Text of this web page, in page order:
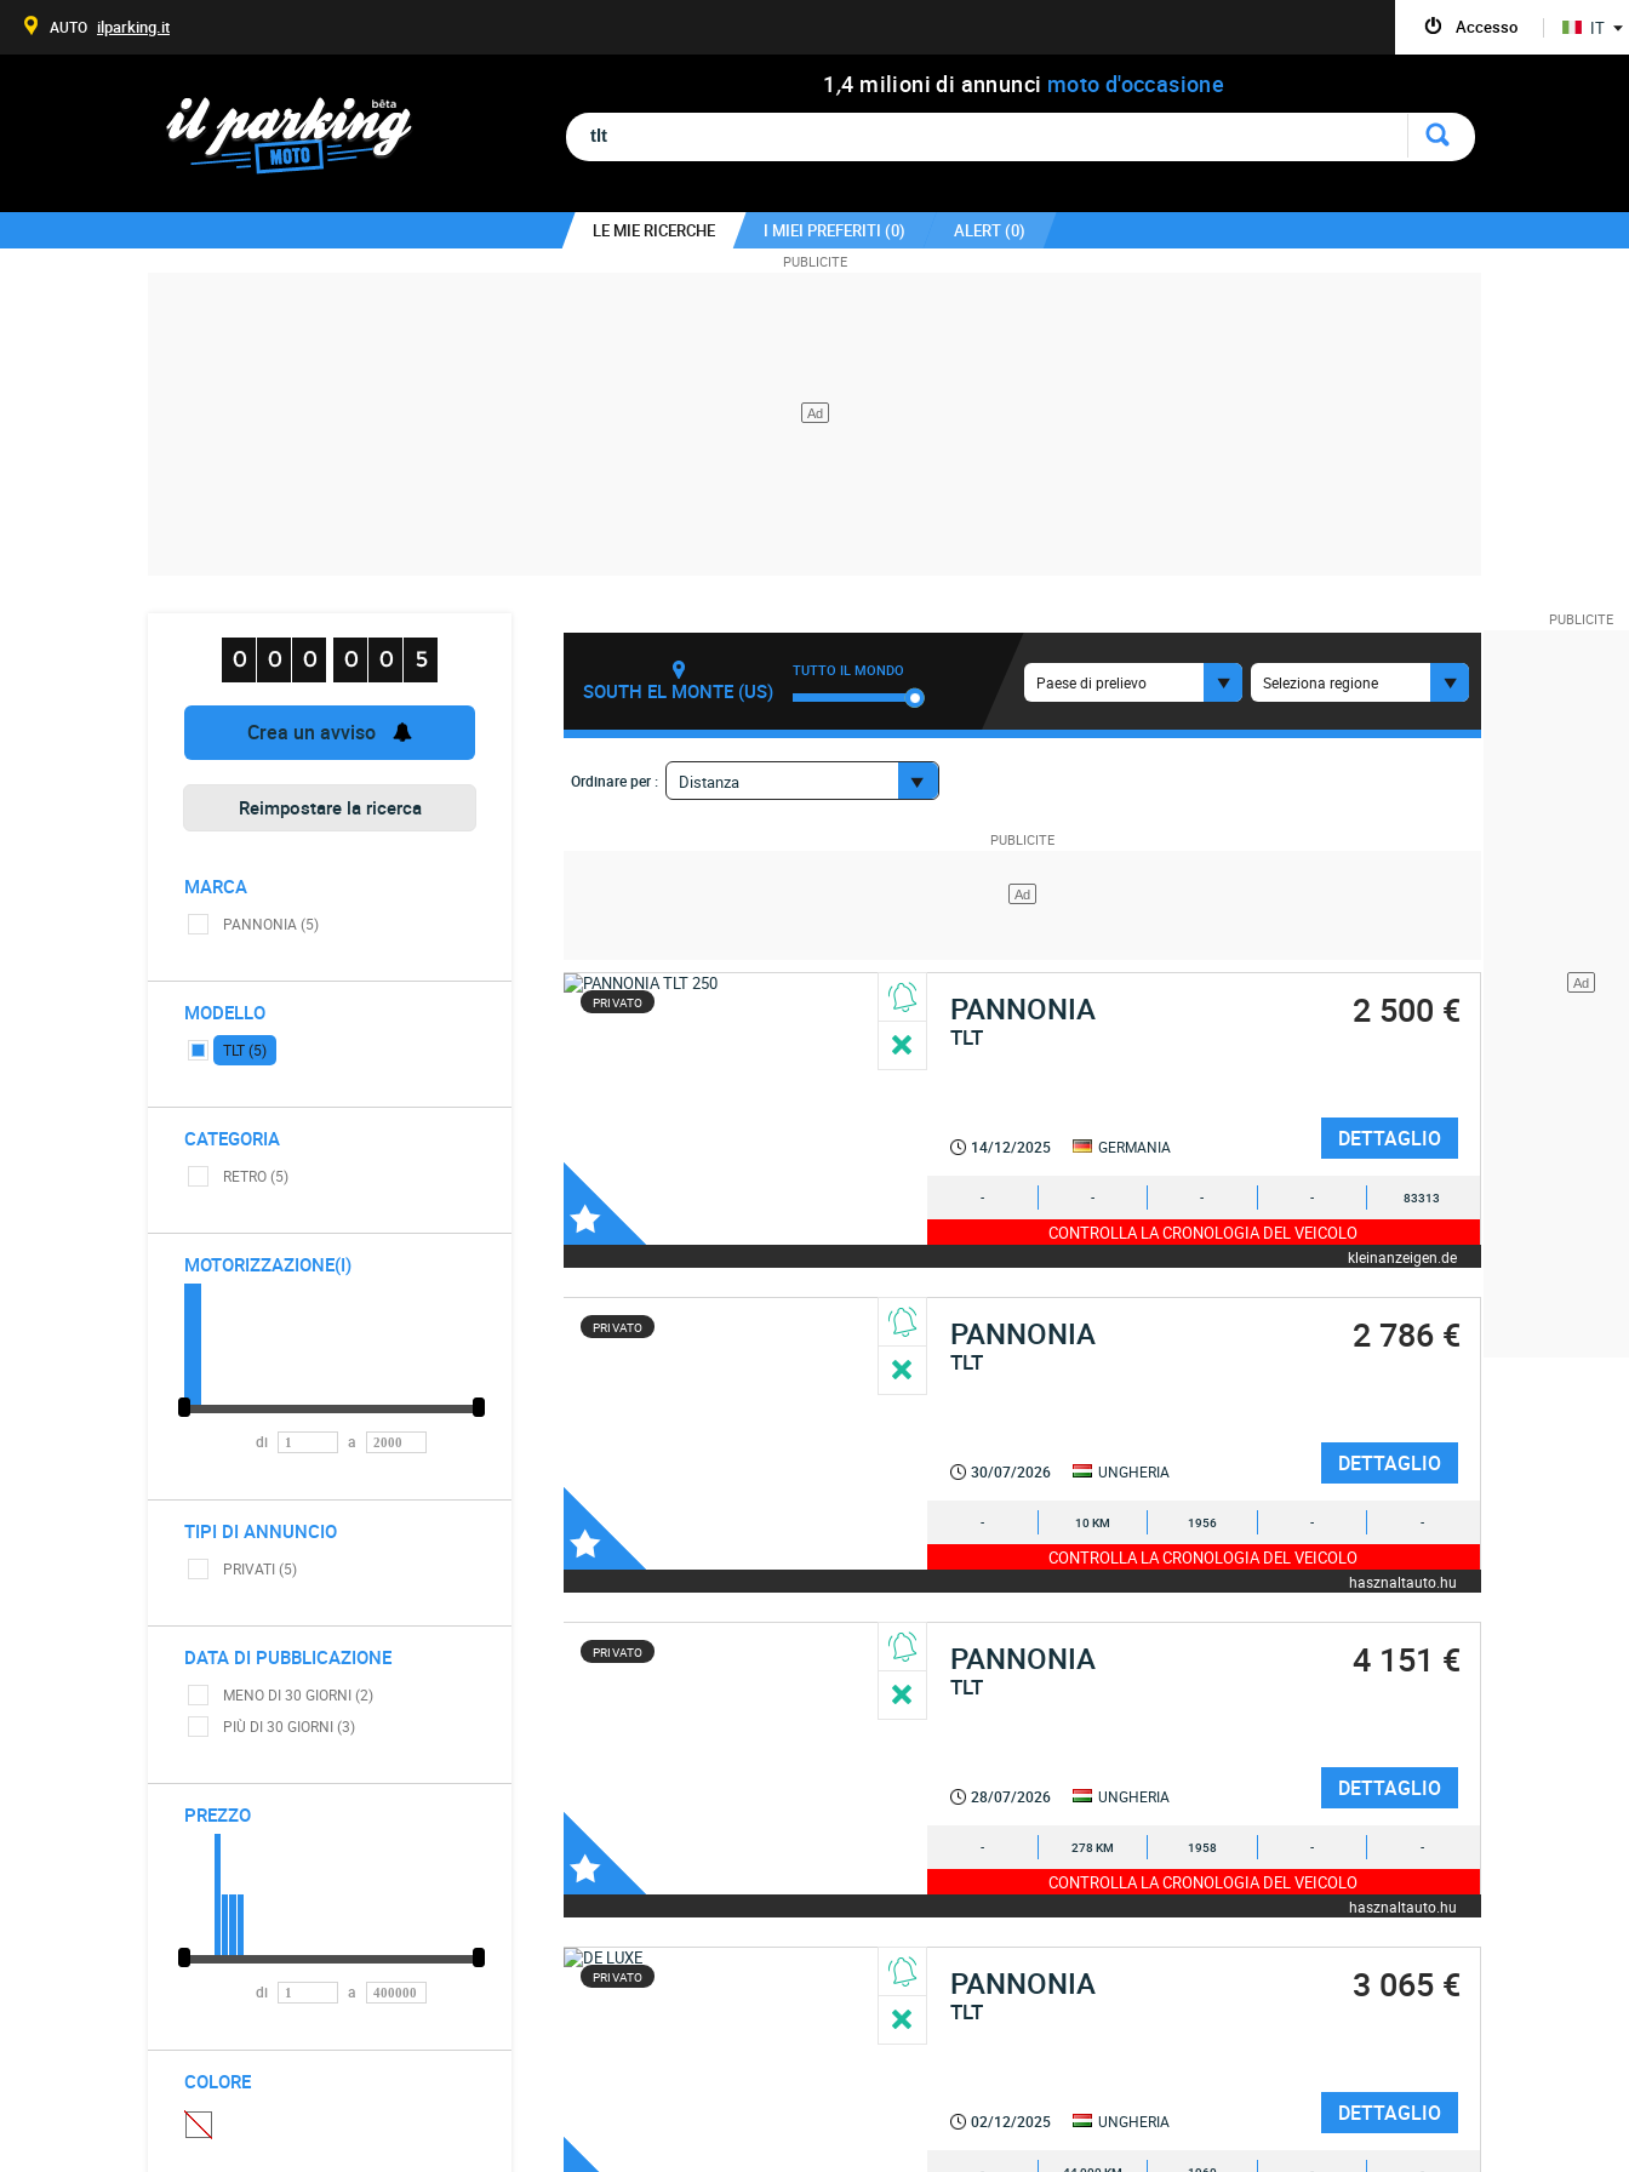
1 ,4 milioni di annunci moto d'occasione
LE MIE RICERCHE I MIEI PREFERITI (0) ALERT (0)
Crea un avviso
Reimpostare la ricerca
MARCA
PANNONIA (5)
MODELLO
TLT (5)
CATEGORIA
RETRO (5)
MOTORIZZAZIONE(I)
di a
TIPI DI ANNUNCIO
PRIVATI (5)
DATA DI PUBBLICAZIONE
MENO DI 30 GIORNI (2)
PIÙ DI 30 GIORNI (3)
PREZZO
di a
COLORE
SOUTH EL MONTE (US)
TUTTO IL MONDO
Paese di prelievo Seleziona regione
Ordinare per : Distanza
PRIVATO PANNONIA
TLT
2 500 €
14/12/2025 GERMANIA DETTAGLIO
- - - - 83313
CONTROLLA LA CRONOLOGIA DEL VEICOLO
kleinanzeigen.de
PRIVATO PANNONIA
TLT
2 786 €
30/07/2026 UNGHERIA DETTAGLIO
- 10 KM 1956 - -
CONTROLLA LA CRONOLOGIA DEL VEICOLO
hasznaltauto.hu
PRIVATO PANNONIA
TLT
4 151 €
28/07/2026 UNGHERIA DETTAGLIO
- 278 KM 1958 - -
CONTROLLA LA CRONOLOGIA DEL VEICOLO
hasznaltauto.hu
PRIVATO PANNONIA
TLT
3 065 €
02/12/2025 UNGHERIA DETTAGLIO
Accesso
AUTO ilparking.it IT